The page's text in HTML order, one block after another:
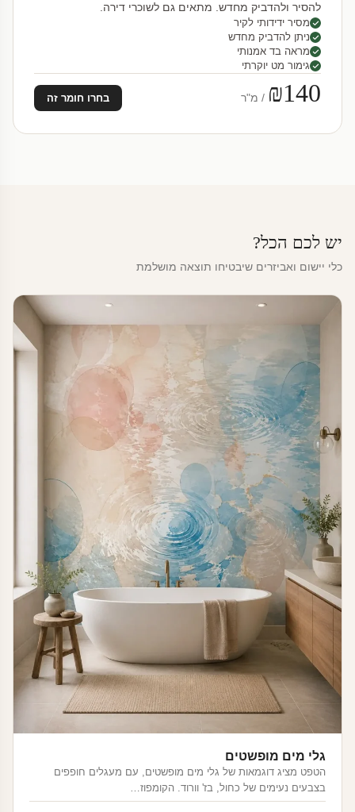
להסיר ולהדביק מחדש. מתאים גם לשוכרי דירה.
מסיר ידידותי לקיר
ניתן להדביק מחדש
מראה בד אמנותי
גימור מט יוקרתי
₪140 / מ"ר בחרו חומר זה
יש לכם הכל?
כלי יישום ואביזרים שיבטיחו תוצאה מושלמת
גלי מים מופשטים
הטפט מציג דוגמאות של גלי מים מופשטים, עם מעגלים חופפים
בצבעים נעימים של כחול, בז' וורוד. הקומפוז…